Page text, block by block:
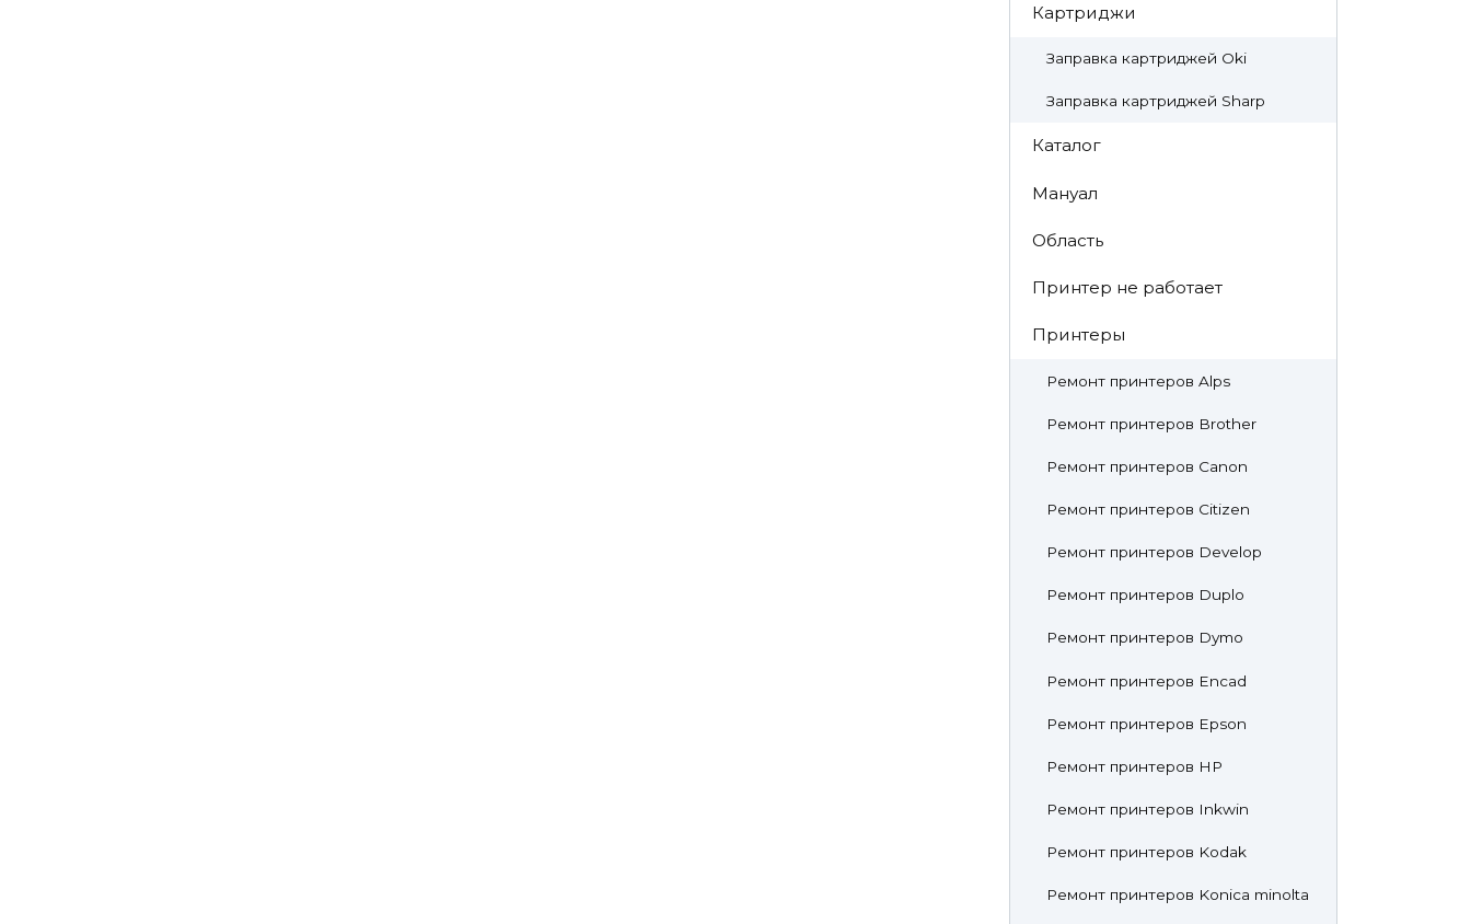
Картриджи
Заправка картриджей Oki
Заправка картриджей Sharp
Каталог
Мануал
Область
Принтер не работает
Принтеры
Ремонт принтеров Alps
Ремонт принтеров Brother
Ремонт принтеров Canon
Ремонт принтеров Citizen
Ремонт принтеров Develop
Ремонт принтеров Duplo
Ремонт принтеров Dymo
Ремонт принтеров Encad
Ремонт принтеров Epson
Ремонт принтеров HP
Ремонт принтеров Inkwin
Ремонт принтеров Kodak
Ремонт принтеров Konica minolta